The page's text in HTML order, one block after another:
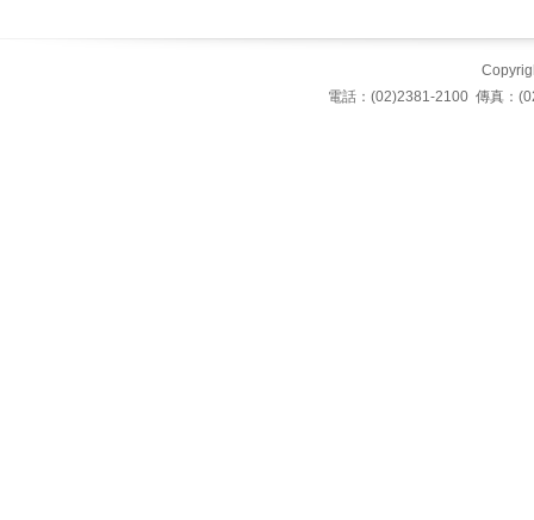
電話：(02)2381-2100 傳真：